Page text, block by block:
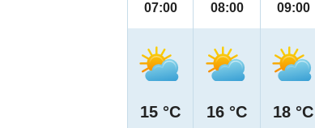
07:00
15 °C
08:00
16 °C
09:00
18 °C